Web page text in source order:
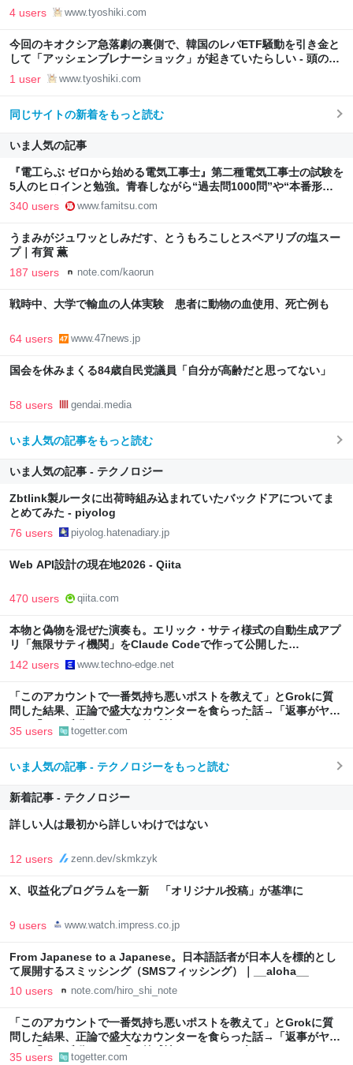
4 users www.tyoshiki.com
今回のキオクシア急落劇の裏側で、韓国のレバETF騒動を引き金と
して「アッシェンブレナーショック」が起きていたらしい - 頭の上
にミカンをのせる
1 user www.tyoshiki.com
同じサイトの新着をもっと読む
いま人気の記事
『電工らぶ ゼロから始める電気工事士』第二種電気工事士の試験を
5人のヒロインと勉強。青春しながら“過去問1000問”や“本番形式
CBT模擬試験”で本格的に学べるノベルゲーム | ゲーム・エンタメ
最新情報のファミ通.com
340 users www.famitsu.com
うまみがジュワッとしみだす、とうもろこしとスペアリブの塩スー
プ｜有賀 薫
187 users note.com/kaorun
戦時中、大学で輸血の人体実験 患者に動物の血使用、死亡例も
64 users www.47news.jp
国会を休みまくる84歳自民党議員「自分が高齢だと思ってない」
58 users gendai.media
いま人気の記事をもっと読む
いま人気の記事 - テクノロジー
Zbtlink製ルータに出荷時組み込まれていたバックドアについてま
とめてみた - piyolog
76 users piyolog.hatenadiary.jp
Web API設計の現在地2026 - Qiita
470 users qiita.com
本物と偽物を混ぜた演奏も。エリック・サティ様式の自動生成アプ
リ「無限サティ機関」をClaude Codeで作って公開した
（CloseBox） | テクノエッジ TechnoEdge
142 users www.techno-edge.net
「このアカウントで一番気持ち悪いポストを教えて」とGrokに質
問した結果、正論で盛大なカウンターを食らった話→「返事がヤバ
い」「AIの反乱か？」「お前感情あるだろ」の声も
35 users togetter.com
いま人気の記事 - テクノロジーをもっと読む
新着記事 - テクノロジー
詳しい人は最初から詳しいわけではない
12 users zenn.dev/skmkzyk
X、収益化プログラムを一新 「オリジナル投稿」が基準に
9 users www.watch.impress.co.jp
From Japanese to a Japanese。日本語話者が日本人を標的とし
て展開するスミッシング（SMSフィッシング）｜__aloha__
10 users note.com/hiro_shi_note
「このアカウントで一番気持ち悪いポストを教えて」とGrokに質
問した結果、正論で盛大なカウンターを食らった話→「返事がヤバ
い」「AIの反乱か？」「お前感情あるだろ」の声も
35 users togetter.com